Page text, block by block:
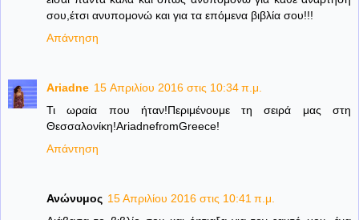
σου,έτσι ανυπομονώ και για τα επόμενα βιβλία σου!!!
Απάντηση
Ariadne 15 Απριλίου 2016 στις 10:34 π.μ.
Τι ωραία που ήταν!Περιμένουμε τη σειρά μας στη
Θεσσαλονίκη!AriadnefromGreece!
Απάντηση
Ανώνυμος 15 Απριλίου 2016 στις 10:41 π.μ.